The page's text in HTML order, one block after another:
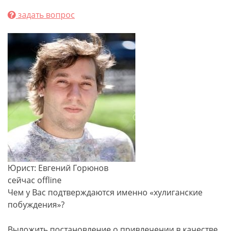
задать вопрос
Юрист: Евгений Горюнов
сейчас offline
Чем у Вас подтверждаются именно «хулиганские
побуждения»?